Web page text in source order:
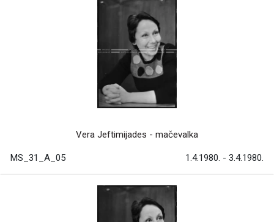
Vera Jeftimijades - mačevalka
MS_31_A_05 1.4.1980. - 3.4.1980.